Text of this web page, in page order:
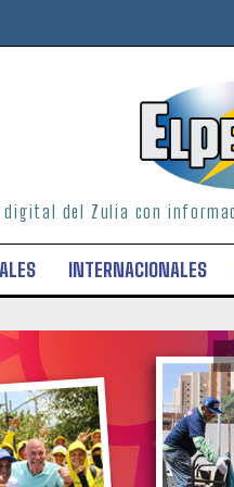
digital del Zulia con
INTERNACIONALES